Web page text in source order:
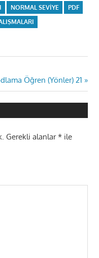
NORMAL SEVIYE
PDF
Öğren (Yönler) 21
Gerekli alanlar*ile